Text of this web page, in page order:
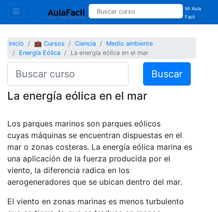
Mi Aula
Facil
Inicio 💼 Cursos Ciencia
Medio ambiente
Energía Eólica
La energía eólica en el mar
Buscar
La energía eólica en el mar
Los parques marinos son parques eólicos
cuyas máquinas se encuentran dispuestas en el
mar o zonas costeras. La energía eólica marina es
una aplicación de la fuerza producida por el
viento, la diferencia radica en los
aerogeneradores que se ubican dentro del mar.
El viento en zonas marinas es menos turbulento